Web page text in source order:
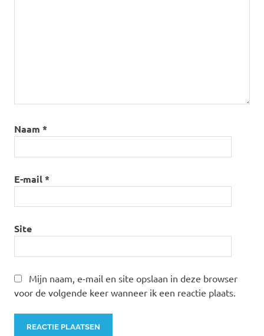
Naam *
E-mail*
Site
Mijn naam, e-mail en site opslaan in deze browser
voor de volgende keer wanneer ik een reactie plaats.